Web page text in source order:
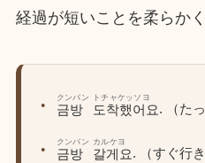
経過が短いことを柔らか
금방
クンバン
도착했어요
トチャケッソヨ
. （
금방
クンバン
갈게요
カルケヨ
. （すぐ行